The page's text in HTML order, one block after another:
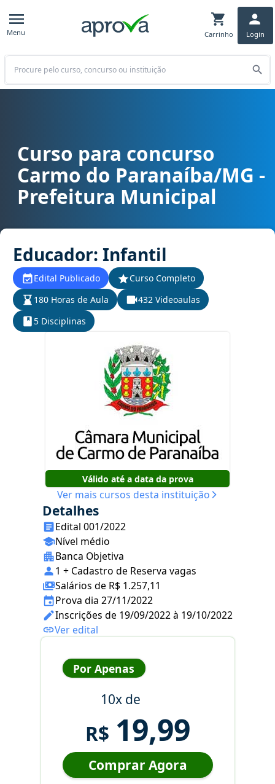
Menu Carrinho Login
Buscar
Curso para concurso Carmo do Paranaíba/MG - Prefeitura
Curso para concurso
Carmo do Paranaíba/MG -
Prefeitura Municipal
Educador: Infantil
Edital Publicado
Curso Completo
180 Horas de Aula
432 Videoaulas
5 Disciplinas
Válido até a data da prova
Ver mais cursos desta instituição
Detalhes
Edital 001/2022
Nível médio
Banca Objetiva
1 + Cadastro de Reserva vagas
Salários de R$ 1.257,11
Prova dia 27/11/2022
Inscrições de 19/09/2022 à 19/10/2022
Ver edital
Por Apenas
10x de
R$ 19,99
Comprar Agora